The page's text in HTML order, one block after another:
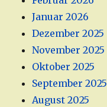
Januar 2026
Dezember 2025
November 2025
Oktober 2025
September 2025
August 2025